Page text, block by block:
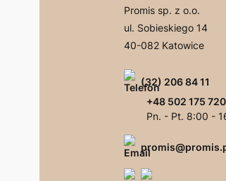
Promis sp. z o.o.
ul. Sobieskiego 14
40-082 Katowice
(32) 206 84 11
+48 502 175 720
Pn. - Pt. 8:00 -